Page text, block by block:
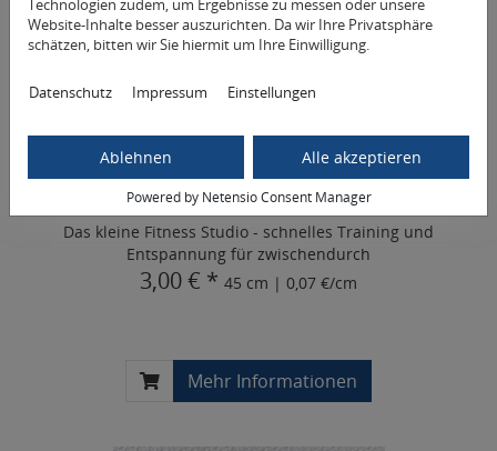
Website-Inhalte besser auszurichten. Da wir Ihre Privatsphäre
schätzen, bitten wir Sie hiermit um Ihre Einwilligung.
Datenschutz Impressum Einstellungen
Ablehnen Alle akzeptieren
Powered by Netensio Consent Manager
REP Loop Trainingsband, latexfrei mittel/grün, Umfang 45
cm
Das kleine Fitness Studio - schnelles Training und
Entspannung für zwischendurch
3,00 € * 45 cm | 0,07 €/cm
Mehr Informationen